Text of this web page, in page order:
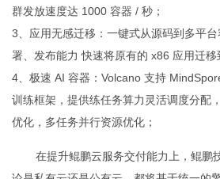
群发放速度达 1000 容器 / 秒；
3、应用无感迁移：一键式从源码到多平
署、发布能力 快速将原有的 x86 应用迁移
4、极速 AI 容器：Volcano 支持
训练框架，提供练任务算力灵活调度分配
优化，多任务并行资源优化；
在提升鲲鹏云服务交付能力上，鲲鹏